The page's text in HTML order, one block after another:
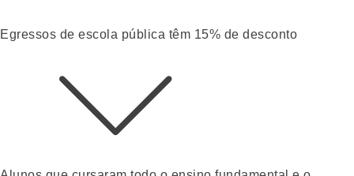
Egressos de escola pública têm 15% de desconto